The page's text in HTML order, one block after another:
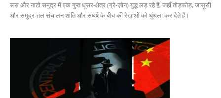
रूस और नाटो समुद्र में एक गुप्त धूसर-क्षेत्र (ग्रे-ज़ोन) युद्ध लड़ रहे हैं, जहाँ तोड़फोड़, जासूसी
और समुद्र-तल संचालन शांति और संघर्ष के बीच की रेखाओं को धुंधला कर देते हैं।